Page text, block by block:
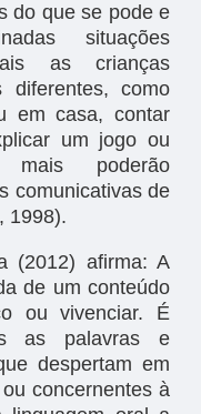
do que se pode e
situações
as crianças
diferentes, como
em casa, contar
um jogo ou
mais poderão
comunicativas de
1998).
(2012) afirma: A
de um conteúdo
ou vivenciar. É
as palavras e
despertam em
concernentes à